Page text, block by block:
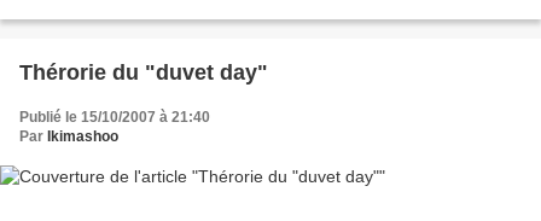
Thérorie du "duvet day"
Publié le 15/10/2007 à 21:40
Par Ikimashoo